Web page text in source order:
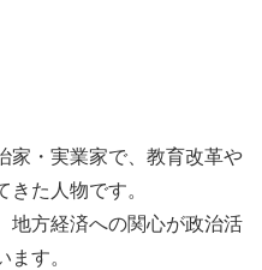
家・実業家で、教育改革や
た人物です。
地方経済への関心が政治活
す。